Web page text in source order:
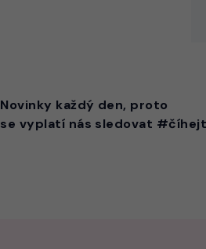
Novinky každý den, proto
se vyplatí nás sledovat